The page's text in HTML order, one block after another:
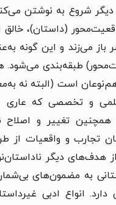
دیگر شروع به نوشتن
(داستان)، خالق
باز می‌زند و این گونه
طبقه‌بندی می‌شود.
است (البته نه
و تخصصی که عاری
همچنین تغییر و
تجارب و واقعیات از
هدف‌های دیگر
به مضمون‌های
انواع ادبی